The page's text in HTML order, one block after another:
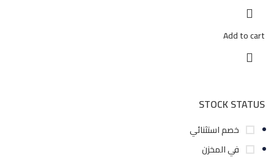
STOCK STATUS
خصم استثنائي
في المخزن
Add to cart